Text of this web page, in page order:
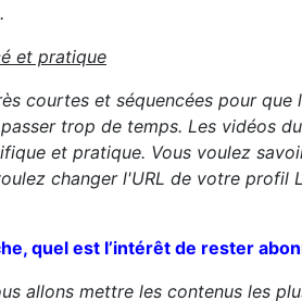
et pratique
courtes et séquencées pour que
trop de temps. Les vidéos
et pratique. Vous voulez
changer l'URL de votre profil
quel est l’intérêt de rester
allons mettre les contenus les